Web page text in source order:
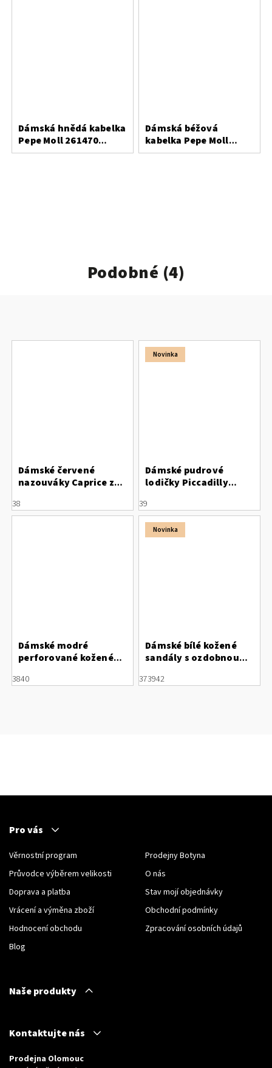
Dámská hnědá kabelka
Pepe Moll 261470
Alaska Brown
Dámská béžová
kabelka Pepe Moll
261310 Ivone Sand
Podobné (4)
Dámské červené
nazouváky Caprice z
38
Novinka
Dámské pudrové
lodičky Piccadilly
39
Dámské modré
perforované kožené
3840
Novinka
Dámské bílé kožené
sandály s ozdobnou
373942
Pro vás
Věrnostní program
Průvodce výběrem velikosti
Doprava a platba
Vrácení a výměna zboží
Hodnocení obchodu
Blog
Prodejny Botyna
O nás
Stav mojí objednávky
Obchodní podmínky
Zpracování osobních údajů
Naše produkty
Kontaktujte nás
Prodejna Olomouc